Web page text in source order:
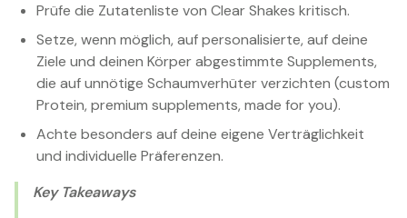
Prüfe die Zutatenliste von Clear Shakes kritisch.
Setze, wenn möglich, auf personalisierte, auf deine
Ziele und deinen Körper abgestimmte Supplements,
die auf unnötige Schaumverhüter verzichten (custom
Protein, premium supplements, made for you).
Achte besonders auf deine eigene Verträglichkeit
und individuelle Präferenzen.
Key Takeaways